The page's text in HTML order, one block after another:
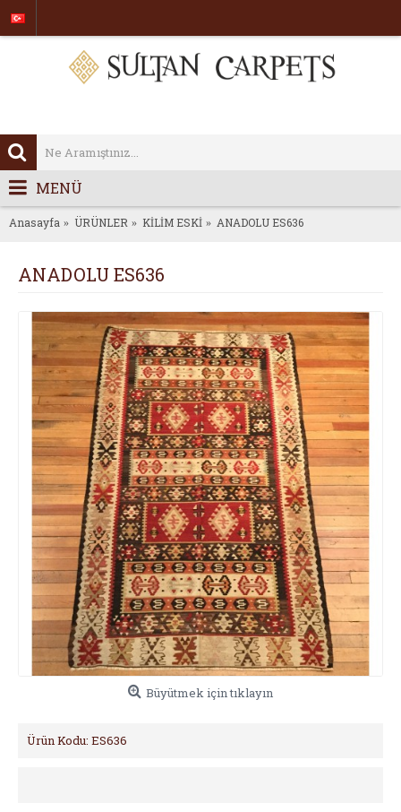
MENÜ
Anasayfa ÜRÜNLER KİLİM ESKİ ANADOLU ES636
ANADOLU ES636
Büyütmek için tıklayın
Ürün Kodu: ES636